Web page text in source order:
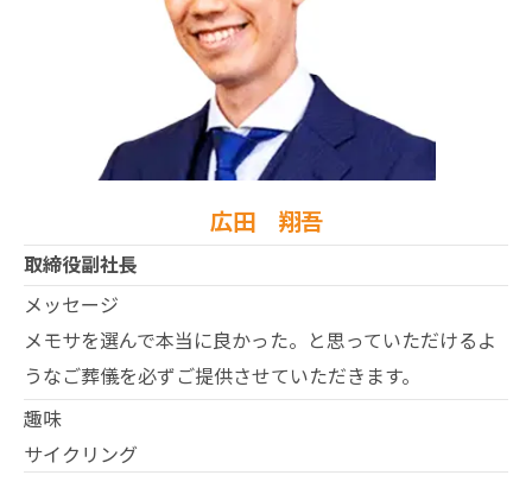
広田 翔吾
取締役副社長
メッセージ
メモサを選んで本当に良かった。と思っていただけるよ
うなご葬儀を必ずご提供させていただきます。
趣味
サイクリング